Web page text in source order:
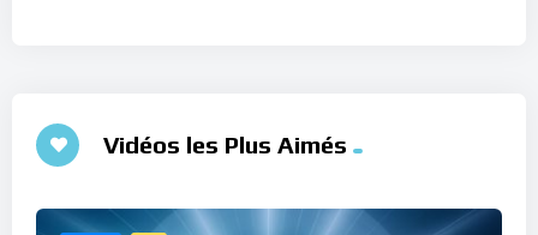
Vidéos les Plus Aimés